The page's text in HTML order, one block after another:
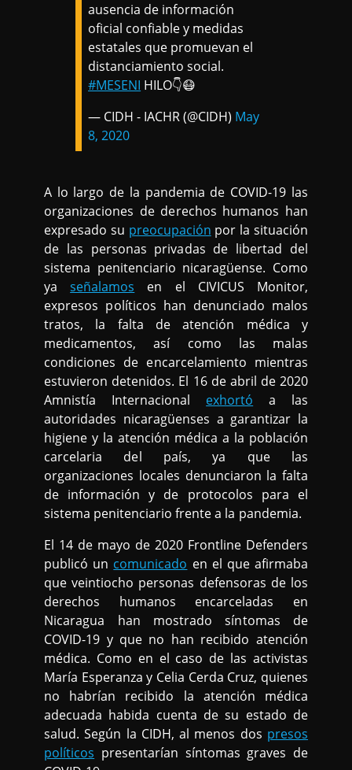
ausencia de información
oficial confiable y medidas
estatales que promuevan el
distanciamiento social.
#MESENI HILO👇😷
— CIDH - IACHR (@CIDH) May
8, 2020
A lo largo de la pandemia de COVID-19 las
organizaciones de derechos humanos han
expresado su preocupación por la situación
de las personas privadas de libertad del
sistema penitenciario nicaragüense. Como
yaseñalamos en el CIVICUS Monitor,
expresos políticos han denunciado malos
tratos, la falta de atención médica y
medicamentos, así como las malas
condiciones de encarcelamiento mientras
estuvieron detenidos. El 16 de abril de 2020
Amnistía Internacional exhortó a las
autoridades nicaragüenses a garantizar la
higiene y la atención médica a la población
carcelaria del país, ya que las
organizaciones locales denunciaron la falta
de información y de protocolos para el
sistema penitenciario frente a la pandemia.
El 14 de mayo de 2020 Frontline Defenders
publicó un comunicado en el que afirmaba
que veintiocho personas defensoras de los
derechos humanos encarceladas en
Nicaragua han mostrado síntomas de
COVID-19 y que no han recibido atención
médica. Como en el caso de las activistas
María Esperanza y Celia Cerda Cruz, quienes
no habrían recibido la atención médica
adecuada habida cuenta de su estado de
salud. Según la CIDH, al menos dos presos
políticos presentarían síntomas graves de